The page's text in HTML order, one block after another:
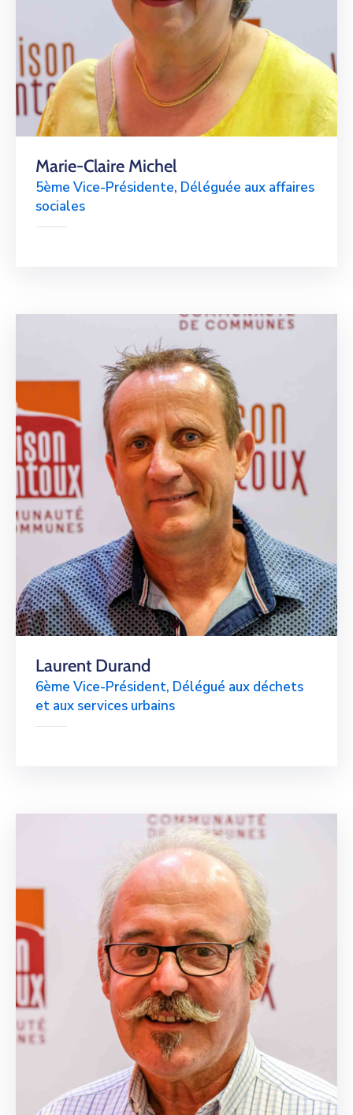
Marie-Claire Michel
5ème Vice-Présidente, Déléguée aux affaires
sociales
Laurent Durand
6ème Vice-Président, Délégué aux déchets
et aux services urbains